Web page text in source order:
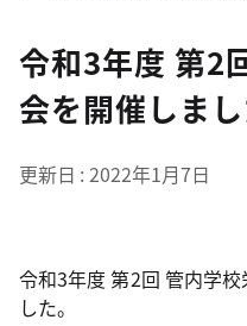
令和3年度 第2
会を開催しま
更新日 2022年1月7日
令和3年度 第2回 管内学
した。